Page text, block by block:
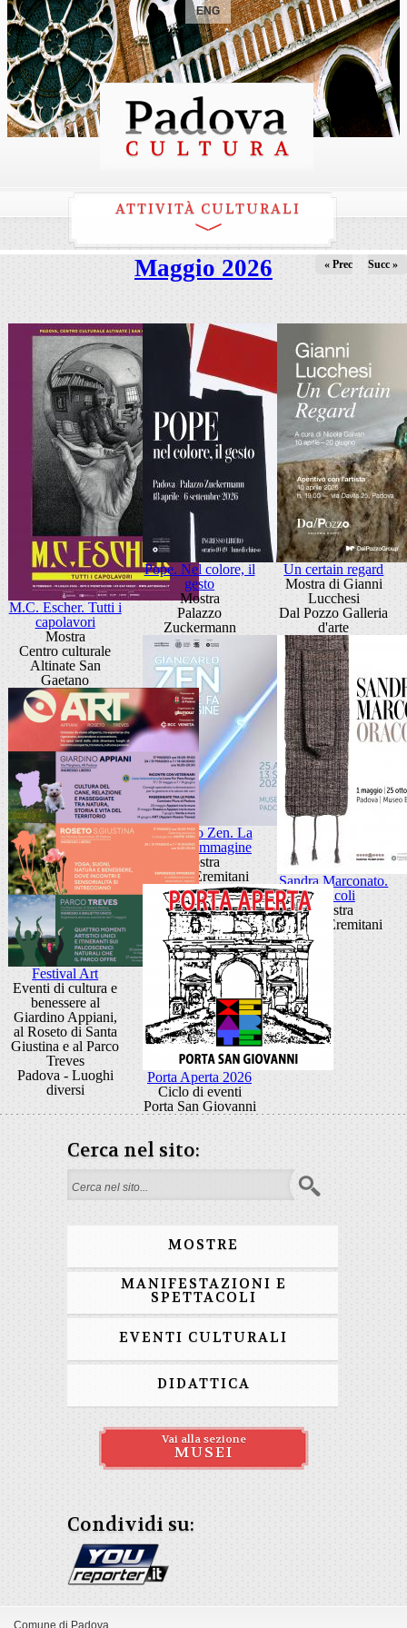
ENG
ATTIVITÀ CULTURALI
Maggio 2026 « Prec Succ »
M.C. Escher. Tutti i
capolavori
Mostra
Centro culturale
Altinate San
Gaetano
Pope. Nel colore, il
gesto
Mostra
Palazzo
Zuckermann
Un certain regard
Mostra di Gianni
Lucchesi
Dal Pozzo Galleria
d'arte
Giancarlo Zen. La
luce fa l'immagine
Mostra
Museo Eremitani
Sandra Marconato.
Oracoli
Mostra
Museo Eremitani
Festival Art
Eventi di cultura e
benessere al
Giardino Appiani,
al Roseto di Santa
Giustina e al Parco
Treves
Padova - Luoghi
diversi
Porta Aperta 2026
Ciclo di eventi
Porta San Giovanni
Cerca nel sito:
Form di ricerca
MOSTRE
MANIFESTAZIONI E
SPETTACOLI
EVENTI CULTURALI
DIDATTICA
Vai alla sezione
MUSEI
Condividi su:
Comune di Padova